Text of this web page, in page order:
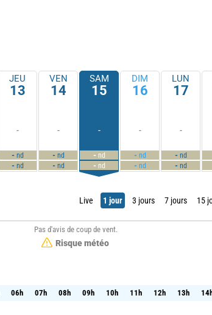
JEU
13
-
-nd
-nd
VEN
14
-
-nd
-nd
SAM
15
-
- nd
- nd
DIM
16
-
- nd
- nd
LUN
17
-
-nd
-nd
Live 1 jour 3 jours 7 jours 15
Pas d'avis de coup de vent.
Risque météo
06h 07h 08h 09h 10h 11h 12h 13h
06h 07h 08h 09h 10h 11h 12h 13h 14h